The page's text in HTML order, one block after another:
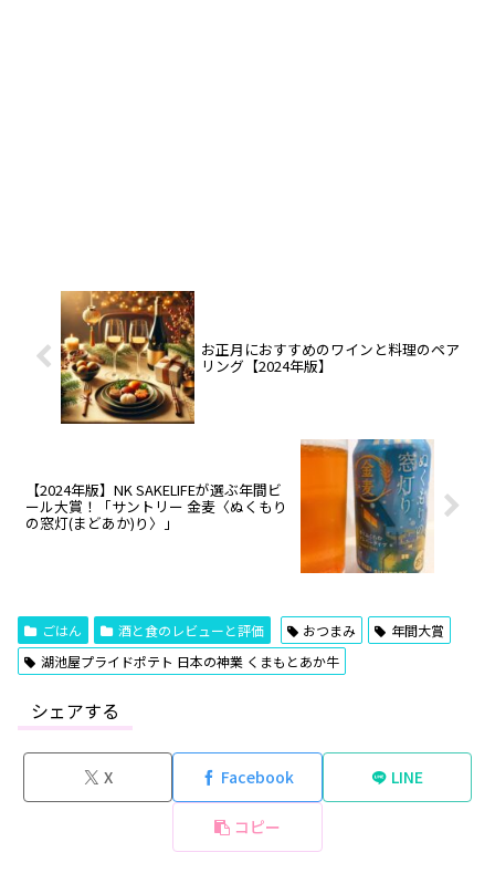
お正月におすすめのワインと料理のペア
リング【2024年版】
【2024年版】NK SAKELIFEが選ぶ年間ビ
ール大賞！「サントリー 金麦〈ぬくもり
の窓灯(まどあか)り〉」
ごはん 酒と食のレビューと評価 おつまみ
年間大賞
湖池屋プライドポテト 日本の神業 くまもとあか牛
シェアする
X Facebook LINE
コピー